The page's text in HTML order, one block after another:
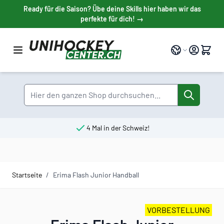
Direkt zum Inhalt
Ready für die Saison? Übe deine Skills hier haben wir das
perfekte für dich! →
Sprache
Suche
4 Mal in der Schweiz!
Startseite / Erima Flash Junior Handball
VORBESTELLUNG